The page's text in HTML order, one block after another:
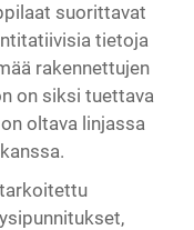
suorittavat
tietoja
rakennettujen
on siksi tuettava
oltava linjassa